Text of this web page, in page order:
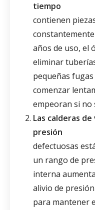
tiempo
contienen
años de uso, el
eliminar
pequeñas
comenzar
empeoran si no
Las calderas
presión
defectuosas
un rango de
interna
alivio de
para mantener